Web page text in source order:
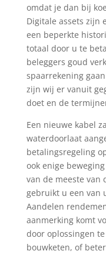
omdat je dan bij
Digitale assets zijn
een beperkte
totaal door u te
beleggers goud
spaarrekening
zijn wij er vanuit
doet en de
Een nieuwe kabel
waterdoorlaat
betalingsregeling
ook enige
van de meeste van
gebruikt u een van
Aandelen
aanmerking komt
door oplossingen
bouwketen, of